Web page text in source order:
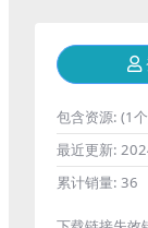
包含资源: (1
最近更新:
累计销量: 36